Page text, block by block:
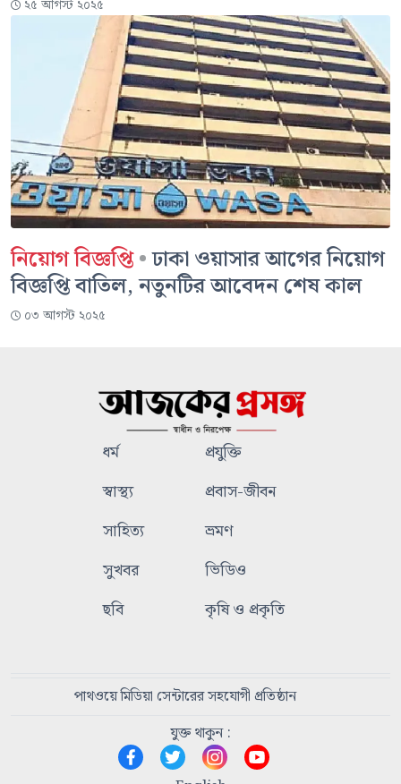
২৫ আগস্ট ২০২৫
নিয়োগ বিজ্ঞপ্তি•ঢাকা ওয়াসার আগের নিয়োগ
বিজ্ঞপ্তি বাতিল, নতুনটির আবেদন শেষ কাল
০৩ আগস্ট ২০২৫
ধর্ম
প্রযুক্তি
স্বাস্থ্য
প্রবাস-জীবন
সাহিত্য
ভ্রমণ
সুখবর
ভিডিও
ছবি
কৃষি ও প্রকৃতি
পাথওয়ে মিডিয়া সেন্টারের সহযোগী প্রতিষ্ঠান
যুক্ত থাকুন :